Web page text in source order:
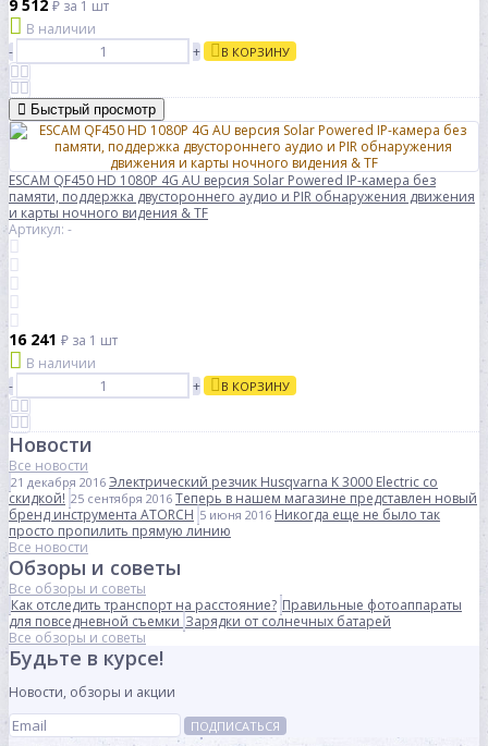
9 512 ₽ за 1 шт
В наличии
-
+ В КОРЗИНУ
Быстрый просмотр
ESCAM QF450 HD 1080P 4G AU версия Solar Powered IP-камера без
памяти, поддержка двустороннего аудио и PIR обнаружения движения
и карты ночного видения & TF
Артикул: -
16 241 ₽ за 1 шт
В наличии
-
+ В КОРЗИНУ
Новости
Все новости
21 декабря 2016 Электрический резчик Husqvarna K 3000 Electric со
скидкой! 25 сентября 2016 Теперь в нашем магазине представлен новый
бренд инструмента ATORCH 5 июня 2016 Никогда еще не было так
просто пропилить прямую линию
Все новости
Обзоры и советы
Все обзоры и советы
Как отследить транспорт на расстояние? Правильные фотоаппараты
для повседневной съемки Зарядки от солнечных батарей
Все обзоры и советы
Будьте в курсе!
Новости, обзоры и акции
ПОДПИСАТЬСЯ